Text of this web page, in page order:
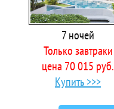
7 ночей
Только завтраки
цена 70 015 руб.
Купить >>>